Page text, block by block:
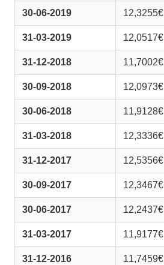
30-06-2019 12,3255€
31-03-2019 12,0517€
31-12-2018 11,7002€
30-09-2018 12,0973€
30-06-2018 11,9128€
31-03-2018 12,3336€
31-12-2017 12,5356€
30-09-2017 12,3467€
30-06-2017 12,2437€
31-03-2017 11,9177€
31-12-2016 11,7459€